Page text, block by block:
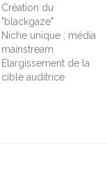
Création du
"blackgaze"
Niche unique ; média
mainstream
Élargissement de la
cible auditrice